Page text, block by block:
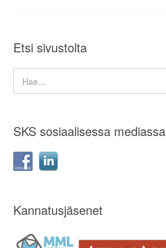
Etsi sivustolta
SKS sosiaalisessa mediassa
Kannatusjäsenet